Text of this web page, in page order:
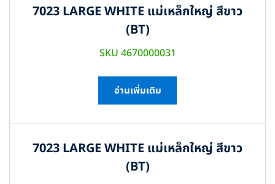
7023 LARGE WHITE แม่เหล็กใหญ่ สีขาว
(BT)
SKU 4670000031
อ่านเพิ่มเติม
7023 LARGE WHITE แม่เหล็กใหญ่ สีขาว
(BT)